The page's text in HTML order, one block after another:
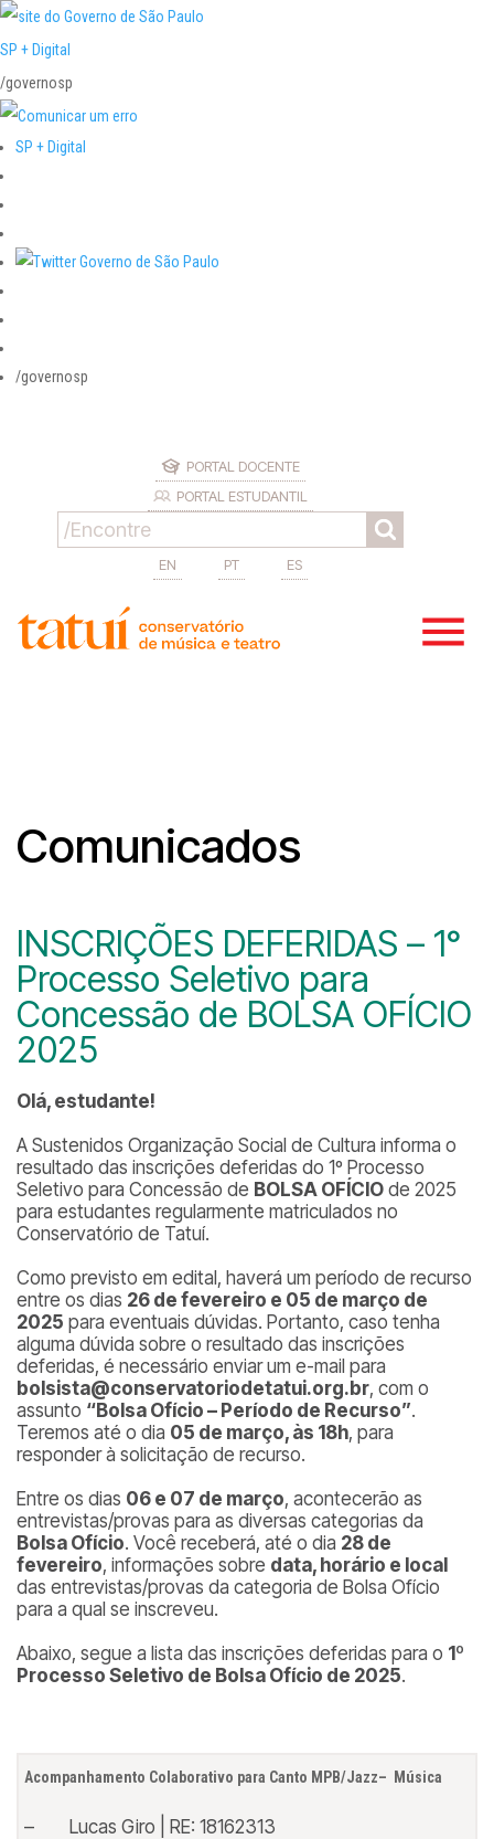
SP + Digital
/governosp
SP + Digital
/governosp
PORTAL DOCENTE
PORTAL ESTUDANTIL
EN PT ES
Comunicados
INSCRIÇÕES DEFERIDAS – 1°
Processo Seletivo para
Concessão de BOLSA OFÍCIO
2025
Olá, estudante!
A Sustenidos Organização Social de Cultura informa o
resultado das inscrições deferidas do 1º Processo
Seletivo para Concessão de BOLSA OFÍCIO de 2025
para estudantes regularmente matriculados no
Conservatório de Tatuí.
Como previsto em edital, haverá um período de recurso
entre os dias 26 de fevereiro e 05 de março de
2025 para eventuais dúvidas. Portanto, caso tenha
alguma dúvida sobre o resultado das inscrições
deferidas, é necessário enviar um e-mail para
bolsista@conservatoriodetatui.org.br, com o
assunto “Bolsa Ofício – Período de Recurso”.
Teremos até o dia 05 de março, às 18h, para
responder à solicitação de recurso.
Entre os dias 06 e 07 de março, acontecerão as
entrevistas/provas para as diversas categorias da
Bolsa Ofício. Você receberá, até o dia 28 de
fevereiro, informações sobre data, horário e local
das entrevistas/provas da categoria de Bolsa Ofício
para a qual se inscreveu.
Abaixo, segue a lista das inscrições deferidas para o 1º
Processo Seletivo de Bolsa Ofício de 2025.
Acompanhamento Colaborativo para Canto MPB/Jazz– Música
– Lucas Giro | RE: 18162313